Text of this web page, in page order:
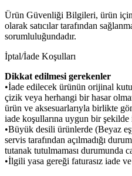
Ürün Güvenliği Bilgileri, ürün
olarak satıcılar tarafından
sorumluluğundadır.
İptal/İade Koşulları
Dikkat edilmesi gerekenler
•İade edilecek ürünün orijinal
çizik veya herhangi bir hasar
ürün ve aksesuarlarıyla birlikte
iade koşullarına uygun bir
•Büyük desili ürünlerde (Beyaz
servis tarafından açılmadığı
tutanak tutulmaması durumunda
•İlgili yasa gereği faturasız iade